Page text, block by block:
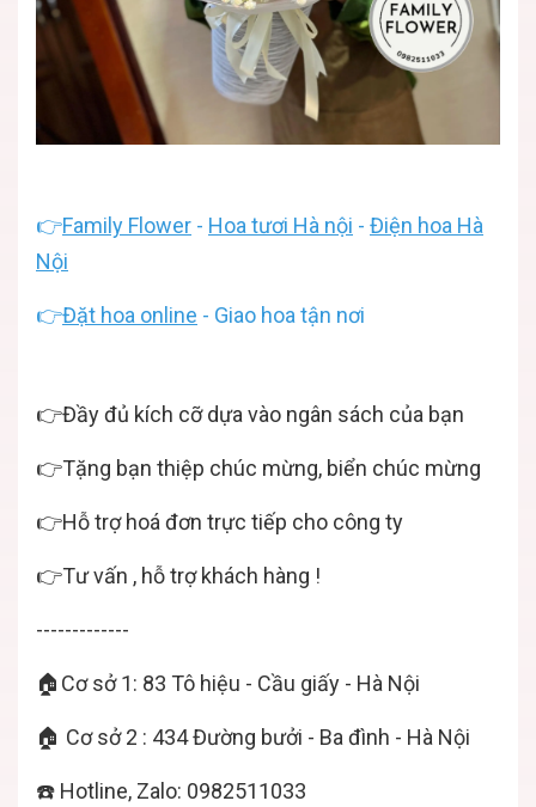
👉Family Flower - Hoa tươi Hà nội - Điện hoa Hà
Nội
👉Đặt hoa online - Giao hoa tận nơi
👉Đầy đủ kích cỡ dựa vào ngân sách của bạn
👉Tặng bạn thiệp chúc mừng, biển chúc mừng
👉Hỗ trợ hoá đơn trực tiếp cho công ty
👉Tư vấn , hỗ trợ khách hàng !
-------------
🏠Cơ sở 1: 83 Tô hiệu - Cầu giấy - Hà Nội
🏠 Cơ sở 2 : 434 Đường bưởi - Ba đình - Hà Nội
☎️ Hotline, Zalo: 0982511033